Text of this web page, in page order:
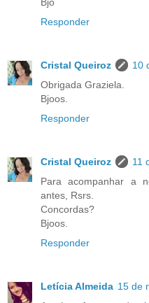
Responder
Cristal Queiroz
10
Obrigada Graziela.
Bjoos.
Responder
Cristal Queiroz
11
Para acompanhar a
antes, Rsrs.
Concordas?
Bjoos.
Responder
Letícia Almeida 15 de